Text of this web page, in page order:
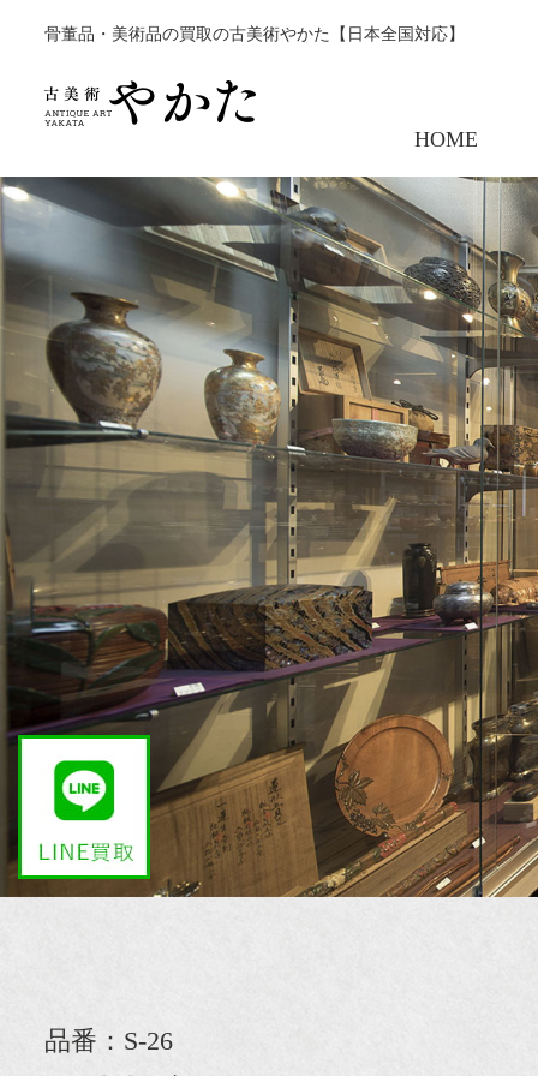
骨董品・美術品の買取の古美術やかた【日本全国対応】
HOME
品番：S-26